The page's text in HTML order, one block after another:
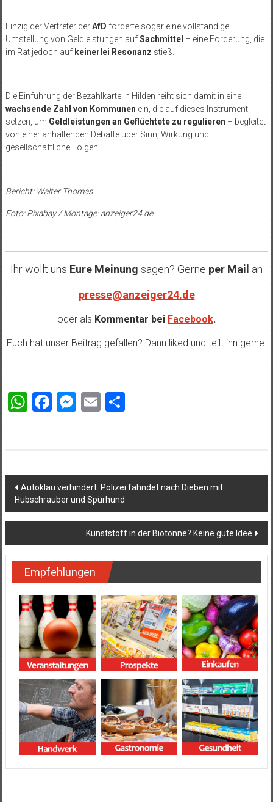
Einzig der Vertreter derAfD forderte sogar eine vollständige
Umstellung von Geldleistungen aufSachmittel – eine Forderung, die
im Rat jedoch auf keinerlei Resonanz stieß.
Die Einführung der Bezahlkarte in Hilden reiht sich damit in eine
wachsende Zahl von Kommunen ein, die auf dieses Instrument
setzen, um Geldleistungen an Geflüchtete zu regulieren – begleitet
von einer anhaltenden Debatte über Sinn, Wirkung und
gesellschaftliche Folgen.
Bericht: Walter Thomas
Foto: Pixabay / Montage: anzeiger24.de
Ihr wollt uns Eure Meinung sagen? Gerne per Mail an
presse@anzeiger24.de
oder als Kommentar bei Facebook.
Euch hat unser Beitrag gefallen? Dann liked und teilt ihn gerne.
WhatsApp
Facebook
Messenger
EmailTeilen
Beitragsnavigation
Autoklau verhindert: Polizei fahndet nach Dieben mit
Hubschrauber und Spürhund
Kunststoff in der Biotonne? Keine gute Idee
Empfehlungen